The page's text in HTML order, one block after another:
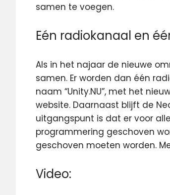
samen te voegen.
Eén radiokanaal en
Als in het najaar de nieuwe
samen. Er worden dan één
naam “Unity.NU”, met het
website. Daarnaast blijft de
uitgangspunt is dat er voor
programmering geschoven
geschoven moeten worden.
Video: